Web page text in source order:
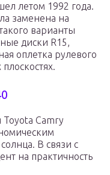
летом 1992 года.
заменена на
варианты
диски R15,
оплетка рулевого
Toyota Camry
В связи с
на практичность